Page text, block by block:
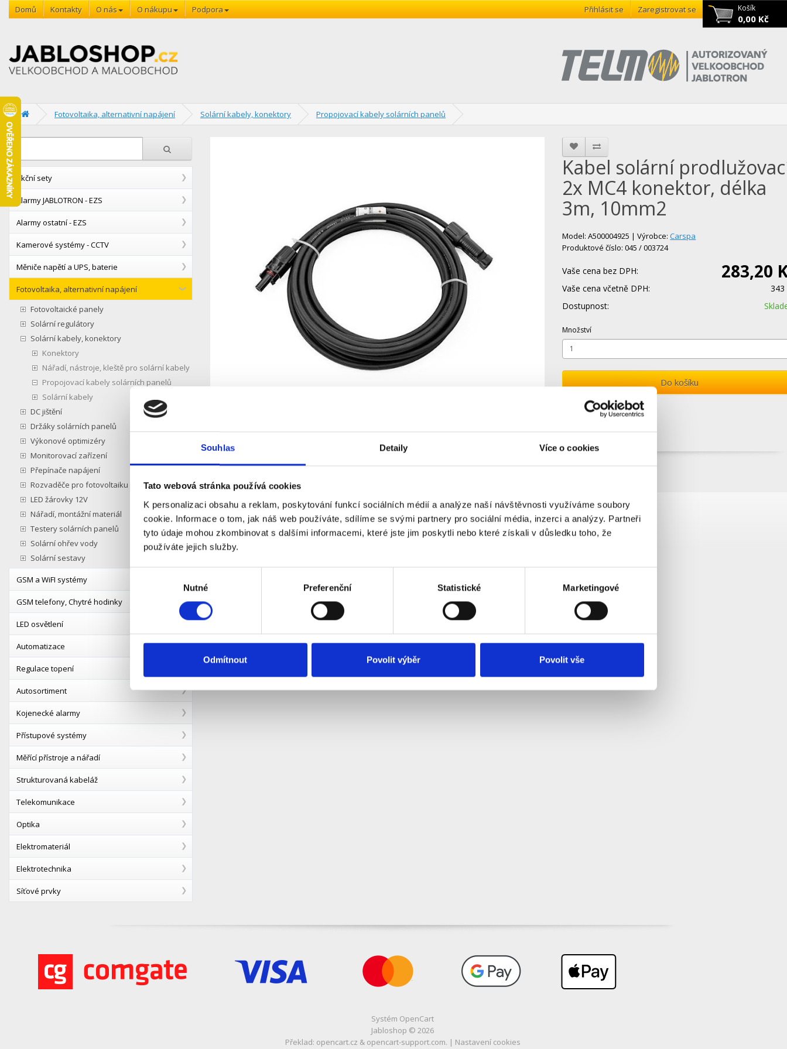
Souhlas Detaily Více o cookies
Tato webová stránka používá cookies
K personalizaci obsahu a reklam, poskytování funkcí sociálních médií a analýze naší návštěvnosti využíváme soubory
cookie. Informace o tom, jak náš web používáte, sdílíme se svými partnery pro sociální média, inzerci a analýzy. Partneři
tyto údaje mohou zkombinovat s dalšími informacemi, které jste jim poskytli nebo které získali v důsledku toho, že
používáte jejich služby.
Nutné Preferenční Statistické Marketingové
Odmítnout Povolit výběr Povolit vše
Košík
0,00 Kč
Domů Kontakty O nás O nákupu Podpora Přihlásit se Zaregistrovat se
Fotovoltaika, alternativní napájení Solární kabely, konektory Propojovací kabely solárních panelů
Akční sety
Alarmy JABLOTRON - EZS
Alarmy ostatní - EZS
Kamerové systémy - CCTV
Měniče napětí a UPS, baterie
Fotovoltaika, alternativní napájení
Fotovoltaické panely
Solární regulátory
Solární kabely, konektory
Konektory
Nářadí, nástroje, kleště pro solární kabely
Propojovací kabely solárních panelů
Solární kabely
DC jištění
Držáky solárních panelů
Výkonové optimizéry
Monitorovací zařízení
Přepínače napájení
Rozvaděče pro fotovoltaiku
LED žárovky 12V
Nářadí, montážní materiál
Testery solárních panelů
Solární ohřev vody
Solární sestavy
GSM a WiFI systémy
GSM telefony, Chytré hodinky
LED osvětlení
Automatizace
Regulace topení
Autosortiment
Kojenecké alarmy
Přístupové systémy
Měřící přístroje a nářadí
Strukturovaná kabeláž
Telekomunikace
Optika
Elektromateriál
Elektrotechnika
Síťové prvky
Kabel solární
2x MC4 konektor, délka
3m, 10mm2
Model: A500004925 | Výrobce:Carspa
Produktové číslo: 045 / 003724
Vaše cena bez DPH: 283,20
Vaše cena včetně DPH:
343
Dostupnost:
Množství
Do košíku
Popis
Kabel solární prodlužovací s konektory MC4 na obou stranách.
Parametry:
- Solární kabel 1x10mm2
- Konektory MC4 Male, Female
- Oba konce kabelu s konektorem
- Barva: černá
Systém OpenCart
Jabloshop © 2026
Překlad: opencart.cz & opencart-support.com. | Nastavení cookies